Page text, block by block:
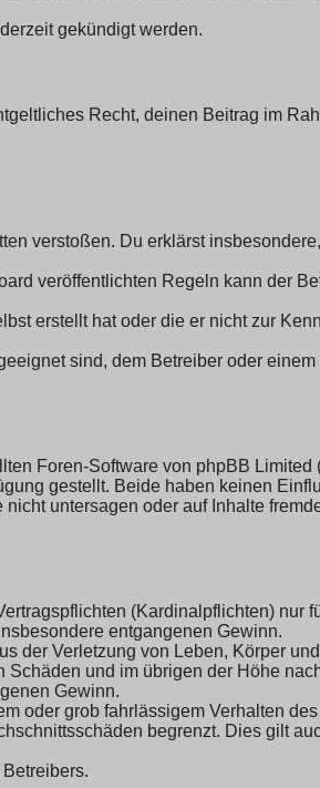
gekündigt werden.
Recht, deinen Beitrag im
verstoßen. Du erklärst
veröffentlichten Regeln kann der
erstellt hat oder die er nicht zur
sind, dem Betreiber oder
Foren-Software von phpBB Limited
gestellt. Beide haben keinen
untersagen oder auf Inhalte
(Kardinalpflichten) nur
entgangenen Gewinn.
der Verletzung von Leben, Körper
und im übrigen der Höhe
Gewinn.
oder grob fahrlässigem Verhalten
begrenzt. Dies gilt